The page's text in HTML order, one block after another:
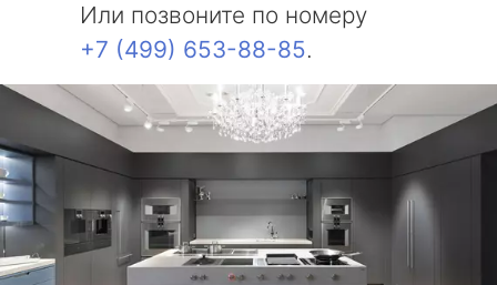
Или позвоните по номеру
+7 (499) 653-88-85.